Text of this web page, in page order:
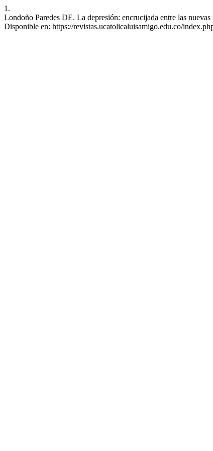
1.
Londoño Paredes DE. La depresión: encrucijada entre las
Disponible en: https://revistas.ucatolicaluisamigo.edu.co/